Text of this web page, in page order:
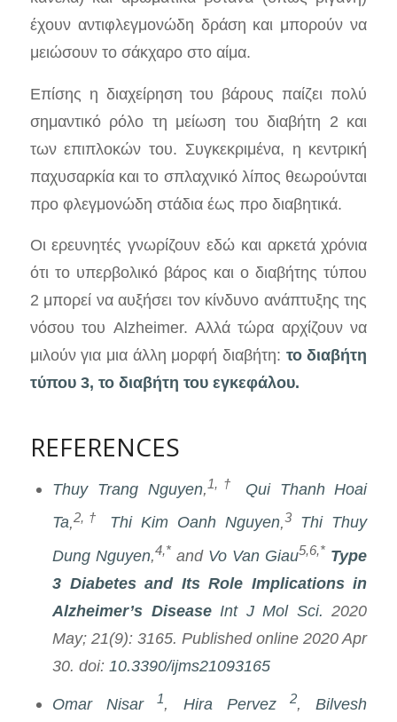
έχουν αντιφλεγμονώδη δράση και μπορούν να
μειώσουν το σάκχαρο στο αίμα.
Επίσης η διαχείρηση του βάρους παίζει πολύ
σημαντικό ρόλο τη μείωση του διαβήτη 2 και
των επιπλοκών του. Συγκεκριμένα, η κεντρική
παχυσαρκία και το σπλαχνικό λίπος θεωρούνται
προ φλεγμονώδη στάδια έως προ διαβητικά.
Οι ερευνητές γνωρίζουν εδώ και αρκετά χρόνια
ότι το υπερβολικό βάρος και ο διαβήτης τύπου
2 μπορεί να αυξήσει τον κίνδυνο ανάπτυξης της
νόσου του Alzheimer. Αλλά τώρα αρχίζουν να
μιλούν για μια άλλη μορφή διαβήτη: το διαβήτη
τύπου 3, το διαβήτη του εγκεφάλου.
REFERENCES
Thuy Trang Nguyen, 1,†
Qui Thanh Hoai
Ta,2,† Thi Kim Oanh Nguyen,3
Thi Thuy
Dung Nguyen,4,* and Vo Van Giau5,6,* Type
3 Diabetes and Its Role Implications in
Alzheimer’s Disease Int J Mol Sci. 2020
May; 21(9): 3165. Published online 2020 Apr
30. doi: 10.3390/ijms21093165
Omar Nisar 1, Hira Pervez 2,Bilvesh